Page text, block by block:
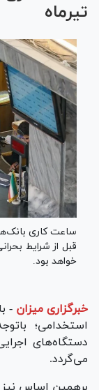
تیرماه
ساعت کاری
خواهد بود.
خبرگزاری میزان -
استخدامی؛
دستگاه‌های
می‌گردد.
برهمین اساس نیز